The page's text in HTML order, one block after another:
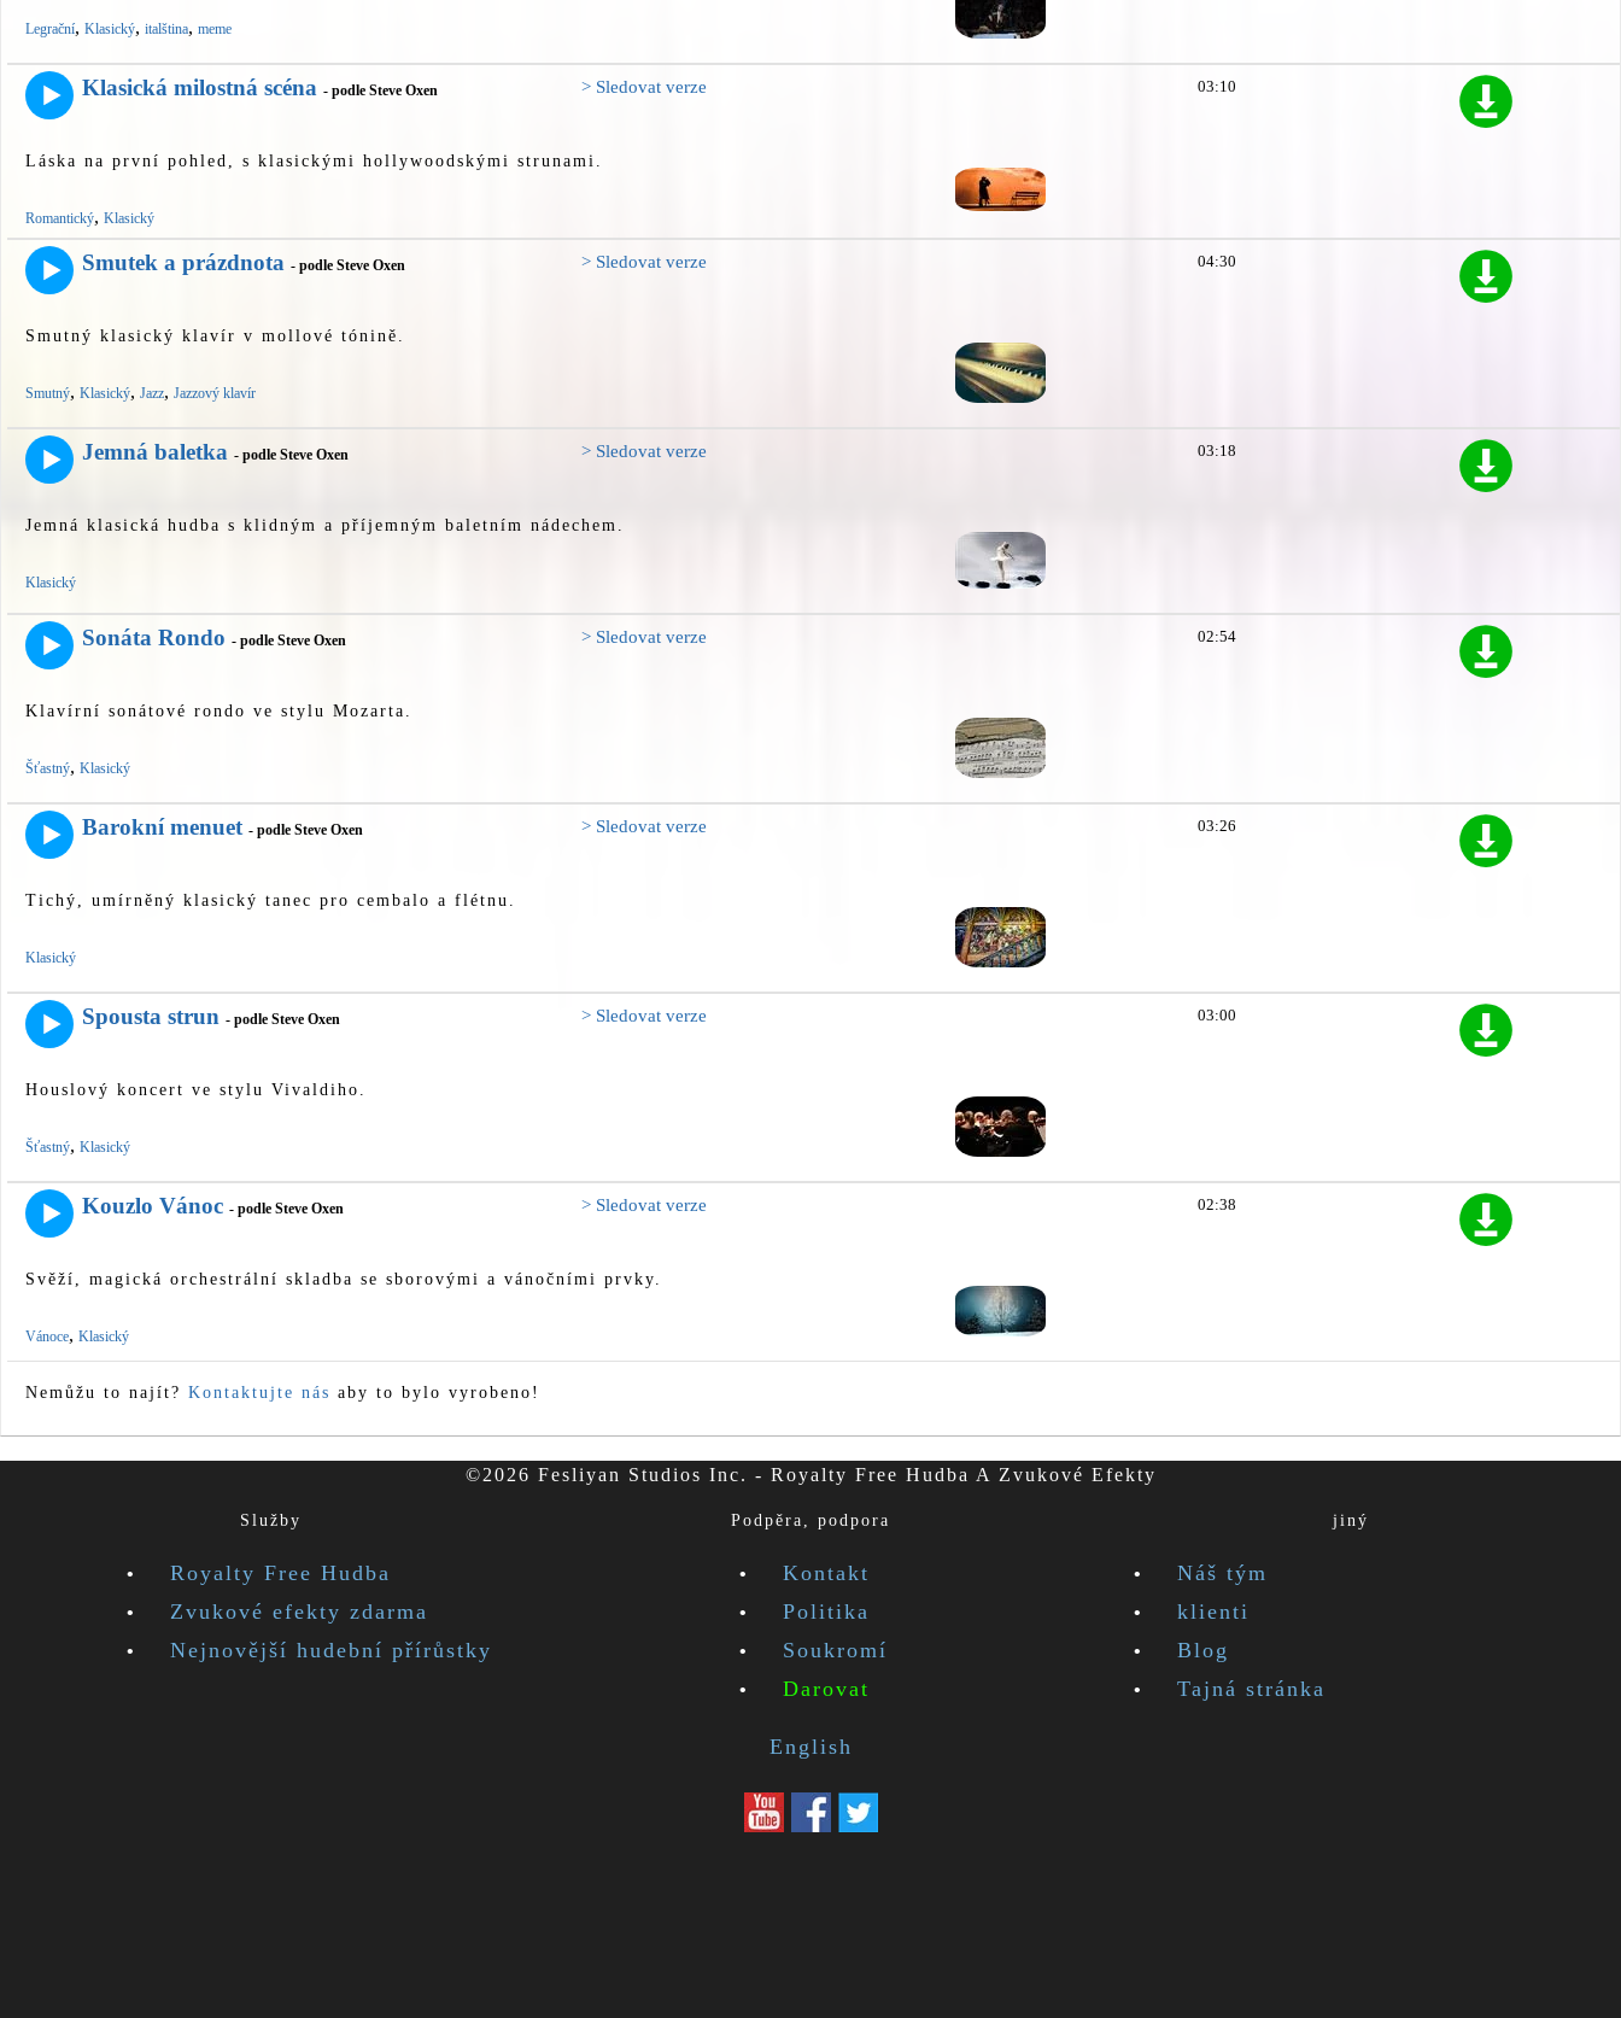
Legrační, Klasický, italština, meme
Klasická milostná scéna - podle Steve Oxen > Sledovat verze
Láska na první pohled, s klasickými hollywoodskými strunami.
Romantický, Klasický
03:10
Smutek a prázdnota - podle Steve Oxen > Sledovat verze
Smutný klasický klavír v mollové tónině.
Smutný, Klasický, Jazz, Jazzový klavír
04:30
Jemná baletka - podle Steve Oxen > Sledovat verze
Jemná klasická hudba s klidným a příjemným baletním nádechem.
Klasický
03:18
Sonáta Rondo - podle Steve Oxen > Sledovat verze
Klavírní sonátové rondo ve stylu Mozarta.
Šťastný, Klasický
02:54
Barokní menuet - podle Steve Oxen > Sledovat verze
Tichý, umírněný klasický tanec pro cembalo a flétnu.
Klasický
03:26
Spousta strun - podle Steve Oxen > Sledovat verze
Houslový koncert ve stylu Vivaldiho.
Šťastný, Klasický
03:00
Kouzlo Vánoc - podle Steve Oxen > Sledovat verze
Svěží, magická orchestrální skladba se sborovými a vánočními prvky.
Vánoce, Klasický
02:38
Nemůžu to najít? Kontaktujte nás aby to bylo vyrobeno!
©2026 Fesliyan Studios Inc. - Royalty Free Hudba A Zvukové Efekty
Služby
Royalty Free Hudba
Zvukové efekty zdarma
Nejnovější hudební přírůstky
Podpěra, podpora
Kontakt
Politika
Soukromí
Darovat
jiný
Náš tým
klienti
Blog
Tajná stránka
English